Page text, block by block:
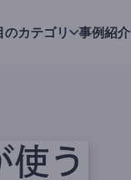
のカテゴリ 事例紹介
使う